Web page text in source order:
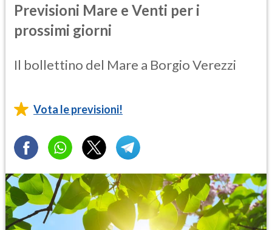
Previsioni Mare e Venti per i
prossimi giorni
Il bollettino del Mare a Borgio Verezzi
Vota le previsioni!